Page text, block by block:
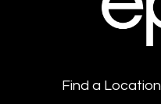
Find a Location